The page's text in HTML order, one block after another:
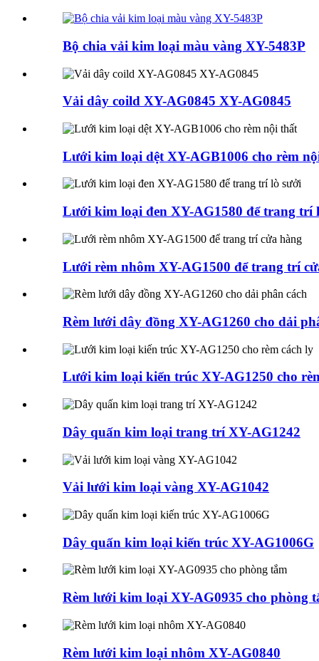
Bộ chia vải kim loại màu vàng XY-5483P
Vải dây coild XY-AG0845 XY-AG0845
Lưới kim loại dệt XY-AGB1006 cho rèm
Lưới kim loại đen XY-AG1580 để trang trí
Lưới rèm nhôm XY-AG1500 để trang trí
Rèm lưới dây đồng XY-AG1260 cho dải
Lưới kim loại kiến ​​trúc XY-AG1250 cho
Dây quấn kim loại trang trí XY-AG1242
Vải lưới kim loại vàng XY-AG1042
Dây quấn kim loại kiến ​​trúc XY-AG1006G
Rèm lưới kim loại XY-AG0935 cho phòng
Rèm lưới kim loại nhôm XY-AG0840